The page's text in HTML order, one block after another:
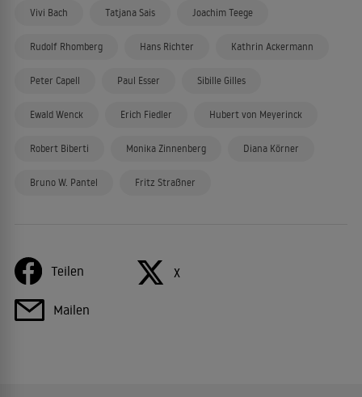
Vivi Bach Tatjana Sais Joachim Teege
Rudolf Rhomberg Hans Richter Kathrin Ackermann
Peter Capell Paul Esser Sibille Gilles
Ewald Wenck Erich Fiedler Hubert von Meyerinck
Robert Biberti Monika Zinnenberg Diana Körner
Bruno W. Pantel Fritz Straßner
Teilen X
Mailen